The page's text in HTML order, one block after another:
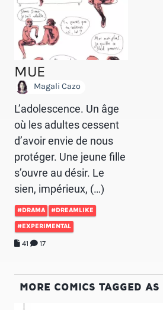
MUE
Magali Cazo
L’adolescence. Un âge
où les adultes cessent
d’avoir envie de nous
protéger. Une jeune fille
s’ouvre au désir. Le
sien, impérieux, (…)
#DRAMA #DREAMLIKE
#EXPERIMENTAL
41 17
MORE COMICS TAGGED AS